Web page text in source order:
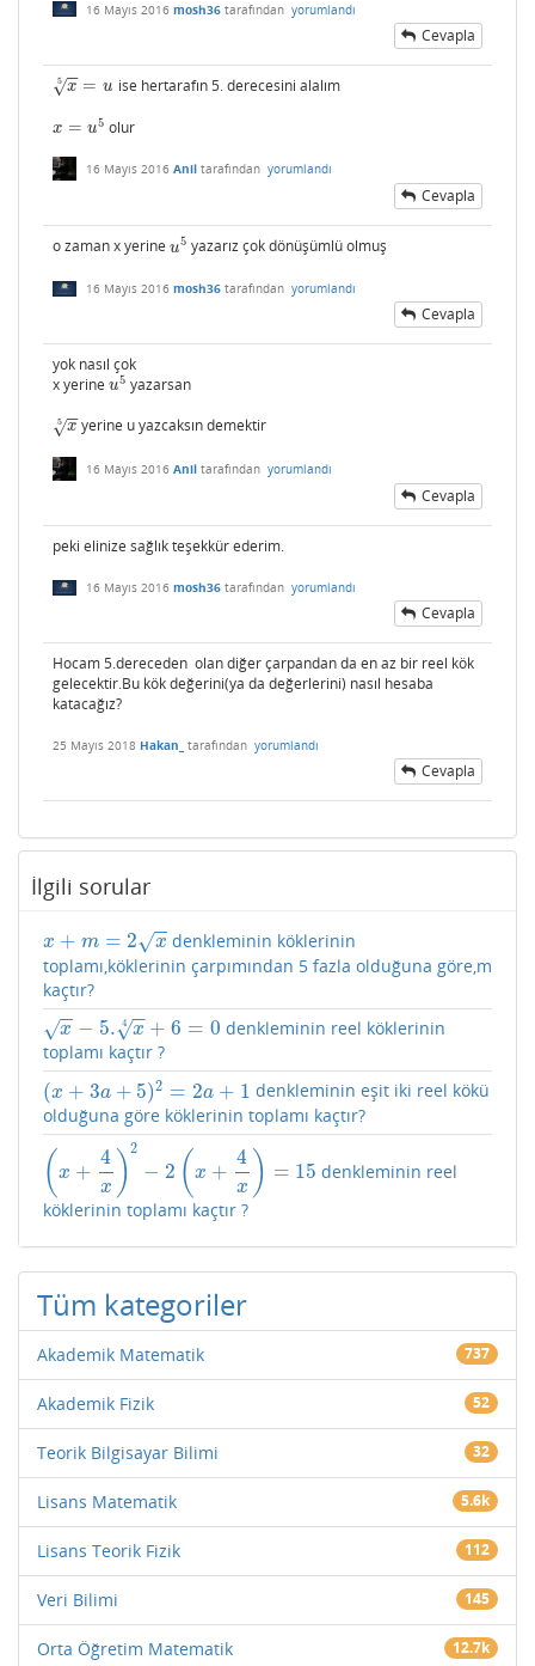
16 Mayıs 2016 mosh36 tarafından yorumlandı
Cevapla
x
−
−
√
5 = u
x5= u ise hertarafın 5. derecesini alalım
x = u5
x= u5 olur
16 Mayıs 2016 Anil tarafından yorumlandı
Cevapla
o zaman x yerine u5
u5 yazarız çok dönüşümlü olmuş
16 Mayıs 2016 mosh36 tarafından yorumlandı
Cevapla
yok nasıl çok
x yerine u5
u5 yazarsan
x
−
−
√
5
x5 yerine u yazcaksın demektir
16 Mayıs 2016 Anil tarafından yorumlandı
Cevapla
peki elinize sağlık teşekkür ederim.
16 Mayıs 2016 mosh36 tarafından yorumlandı
Cevapla
Hocam 5.dereceden olan diğer çarpandan da en az bir reel kök
gelecektir.Bu kök değerini(ya da değerlerini) nasıl hesaba
katacağız?
25 Mayıs 2018 Hakan_ tarafından yorumlandı
Cevapla
İlgili sorular
x + m = 2 x
−
−
√
x+ m =2x
denkleminin köklerinin
toplamı,köklerinin çarpımından 5 fazla olduğuna göre,m
kaçtır?
x
−
−
√ − 5. x
−
−
√
4 + 6 = 0
x−5. x4 +6=0
denkleminin reel köklerinin
toplamı kaçtır ?
(x + 3a + 5)2 = 2a + 1
(x+ 3a +5)2=2 a+1
denkleminin eşit iki reel kökü
olduğuna göre köklerinin toplamı kaçtır?
( x +
4
x )2
− 2 ( x +
4
x ) = 15
(x +4 x)2 −2 x 4x =15
denkleminin reel
köklerinin toplamı kaçtır ?
Tüm kategoriler
Akademik Matematik 737
Akademik Fizik 52
Teorik Bilgisayar Bilimi 32
Lisans Matematik 5.6k
Lisans Teorik Fizik 112
Veri Bilimi 145
Orta Öğretim Matematik 12.7k